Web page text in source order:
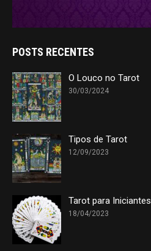
POSTS RECENTES
O Louco no Tarot
30/03/2024
Tipos de Tarot
12/09/2023
Tarot para Iniciantes
18/04/2023